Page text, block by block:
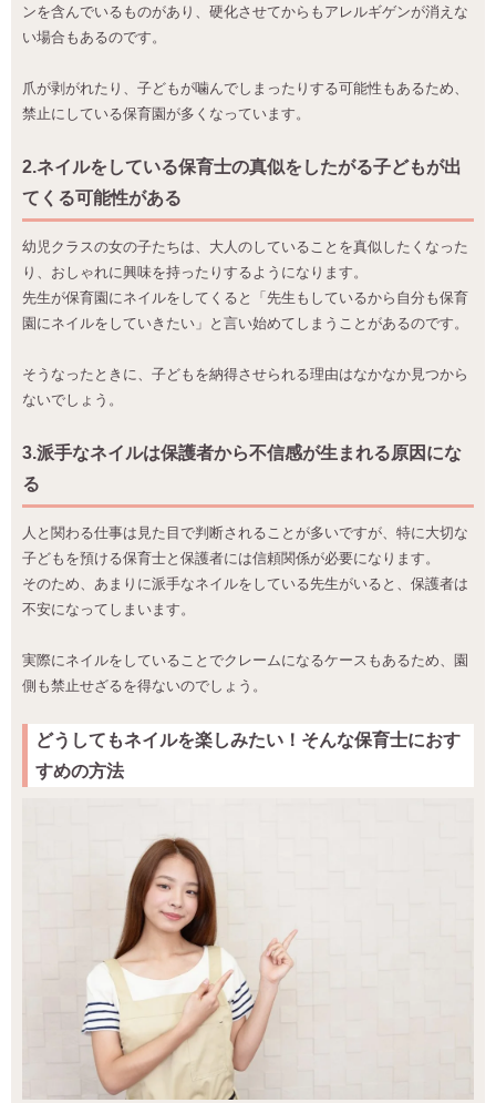
ンを含んでいるものがあり、硬化させてからもアレルギゲンが消えな
い場合もあるのです。
爪が剥がれたり、子どもが噛んでしまったりする可能性もあるため、
禁止にしている保育園が多くなっています。
2.ネイルをしている保育士の真似をしたがる子どもが出
てくる可能性がある
幼児クラスの女の子たちは、大人のしていることを真似したくなった
り、おしゃれに興味を持ったりするようになります。
先生が保育園にネイルをしてくると「先生もしているから自分も保育
園にネイルをしていきたい」と言い始めてしまうことがあるのです。
そうなったときに、子どもを納得させられる理由はなかなか見つから
ないでしょう。
3.派手なネイルは保護者から不信感が生まれる原因にな
る
人と関わる仕事は見た目で判断されることが多いですが、特に大切な
子どもを預ける保育士と保護者には信頼関係が必要になります。
そのため、あまりに派手なネイルをしている先生がいると、保護者は
不安になってしまいます。
実際にネイルをしていることでクレームになるケースもあるため、園
側も禁止せざるを得ないのでしょう。
どうしてもネイルを楽しみたい！そんな保育士におす
すめの方法